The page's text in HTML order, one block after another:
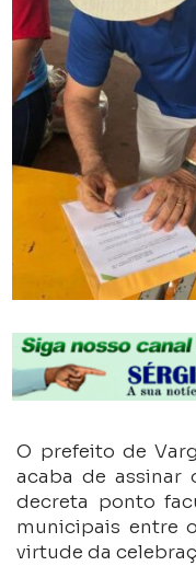
O prefeito de
acaba de assinar
decreta ponto
municipais entre
virtude da